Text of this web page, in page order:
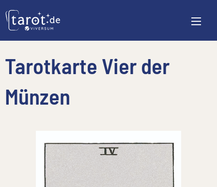
Tarotkarte Vier der
Münzen